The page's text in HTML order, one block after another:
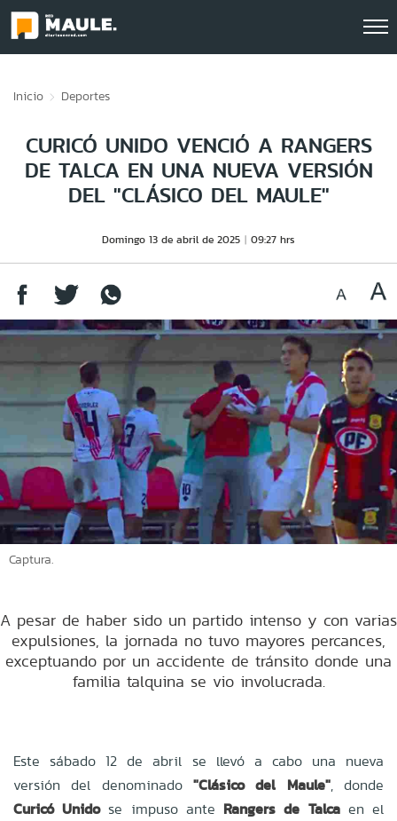
Inicio Deportes
CURICÓ UNIDO VENCIÓ A RANGERS
DE TALCA EN UNA NUEVA VERSIÓN
DEL "CLÁSICO DEL MAULE"
Domingo 13 de abril de 2025 09:27 hrs
Captura.
A pesar de haber sido un partido intenso y con varias
expulsiones, la jornada no tuvo mayores percances,
exceptuando por un accidente de tránsito donde una
familia talquina se vio involucrada.
Este sábado 12 de abril se llevó a cabo una nueva
versión del denominado "Clásico del Maule", donde
Curicó Unidose impuso ante Rangers de Talcaen el